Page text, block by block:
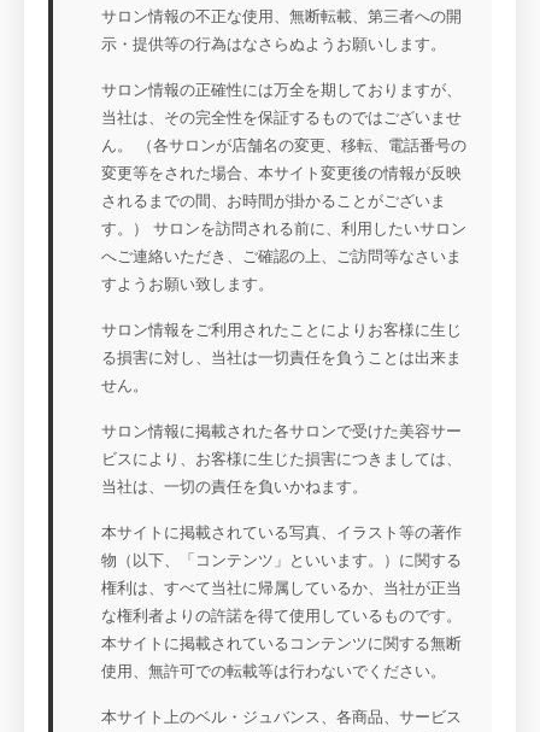
サロン情報の不正な使用、無断転載、第三者への開
示・提供等の行為はなさらぬようお願いします。
サロン情報の正確性には万全を期しておりますが、
当社は、その完全性を保証するものではございませ
ん。 （各サロンが店舗名の変更、移転、電話番号の
変更等をされた場合、本サイト変更後の情報が反映
されるまでの間、お時間が掛かることがございま
す。） サロンを訪問される前に、利用したいサロン
へご連絡いただき、ご確認の上、ご訪問等なさいま
すようお願い致します。
サロン情報をご利用されたことによりお客様に生じ
る損害に対し、当社は一切責任を負うことは出来ま
せん。
サロン情報に掲載された各サロンで受けた美容サー
ビスにより、お客様に生じた損害につきましては、
当社は、一切の責任を負いかねます。
本サイトに掲載されている写真、イラスト等の著作
物（以下、「コンテンツ」といいます。）に関する
権利は、すべて当社に帰属しているか、当社が正当
な権利者よりの許諾を得て使用しているものです。
本サイトに掲載されているコンテンツに関する無断
使用、無許可での転載等は行わないでください。
本サイト上のベル・ジュバンス、各商品、サービス